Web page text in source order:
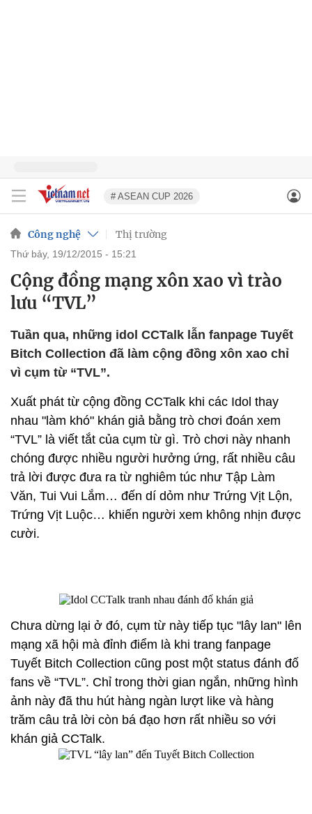
# ASEAN CUP 2026
Công nghệ Thị trường
thứ bảy, 19/12/2015 - 15:21
Cộng đồng mạng xôn xao vì trào
lưu “TVL”
Tuần qua, những idol CCTalk lẫn fanpage Tuyết
Bitch Collection đã làm cộng đồng xôn xao chỉ
vì cụm từ “TVL”.
Xuất phát từ cộng đồng CCTalk khi các Idol thay
nhau "làm khó" khán giả bằng trò chơi đoán xem
“TVL” là viết tắt của cụm từ gì. Trò chơi này nhanh
chóng được nhiều người hưởng ứng, rất nhiều câu
trả lời được đưa ra từ nghiêm túc như Tập Làm
Văn, Tui Vui Lắm… đến dí dỏm như Trứng Vịt Lộn,
Trứng Vịt Luộc… khiến người xem không nhịn được
cười.
Chưa dừng lại ở đó, cụm từ này tiếp tục "lây lan" lên
mạng xã hội mà đỉnh điểm là khi trang fanpage
Tuyết Bitch Collection cũng post một status đánh đố
fans về “TVL”. Chỉ trong thời gian ngắn, những hình
ảnh này đã thu hút hàng ngàn lượt like và hàng
trăm câu trả lời còn bá đạo hơn rất nhiều so với
khán giả CCTalk.